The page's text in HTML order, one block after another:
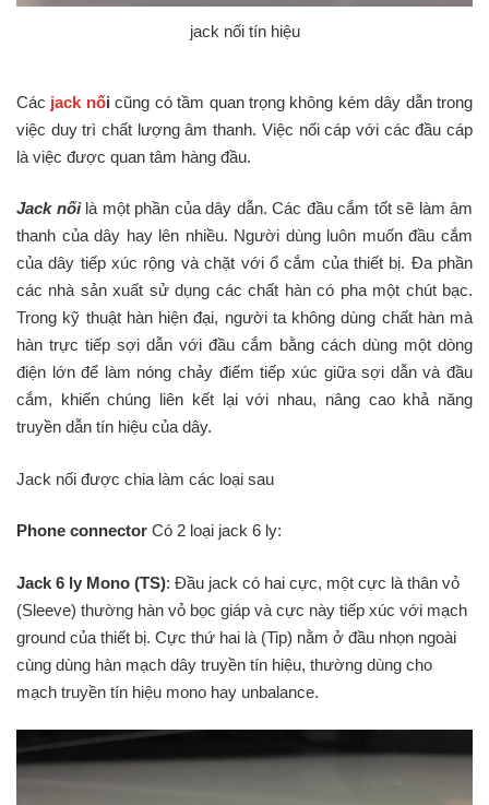
jack nối tín hiệu
Các jack nối cũng có tầm quan trọng không kém dây dẫn trong
việc duy trì chất lượng âm thanh. Việc nối cáp với các đầu cáp
là việc được quan tâm hàng đầu.
Jack nốilà một phần của dây dẫn. Các đầu cắm tốt sẽ làm âm
thanh của dây hay lên nhiều. Người dùng luôn muốn đầu cắm
của dây tiếp xúc rộng và chặt với ổ cắm của thiết bị. Đa phần
các nhà sản xuất sử dụng các chất hàn có pha một chút bạc.
Trong kỹ thuật hàn hiện đại, người ta không dùng chất hàn mà
hàn trực tiếp sợi dẫn với đầu cắm bằng cách dùng một dòng
điện lớn để làm nóng chảy điểm tiếp xúc giữa sợi dẫn và đầu
cắm, khiến chúng liên kết lại với nhau, nâng cao khả năng
truyền dẫn tín hiệu của dây.
Jack nối được chia làm các loại sau
Phone connector Có 2 loại jack 6 ly:
Jack 6 ly Mono (TS): Đầu jack có hai cực, một cực là thân vỏ
(Sleeve) thường hàn vỏ bọc giáp và cực này tiếp xúc với mạch
ground của thiết bị. Cực thứ hai là (Tip) nằm ở đầu nhọn ngoài
cùng dùng hàn mạch dây truyền tín hiệu, thường dùng cho
mạch truyền tín hiệu mono hay unbalance.